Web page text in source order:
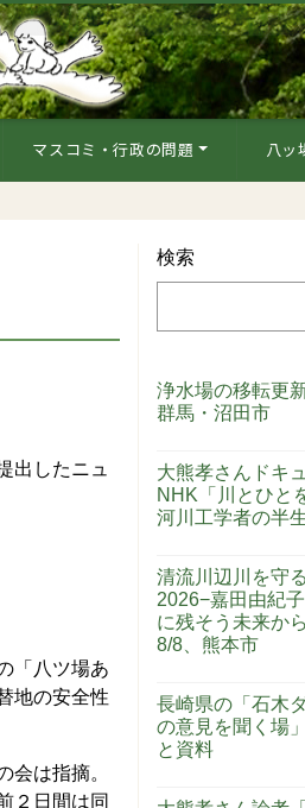
マスコミ・行政の問題 八ッ
出したニュ
「八ツ場あ
地の安全性
は指摘。
２日間は同
検索
浄水場の移転更
群馬・沼田市
大熊孝さんドキ
NHK「川とひと
河川工学者の半生
清流川辺川を守
2026−嘉田由紀
に残そう未来か
8/8、熊本市
長崎県の「石木
の意見を聞く場
と資料